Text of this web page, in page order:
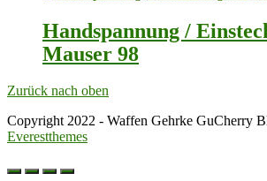
Handspannung /
Mauser 98
Zurück nach oben
Copyright 2022 - Waffen Gehrke GuCherry
Everestthemes